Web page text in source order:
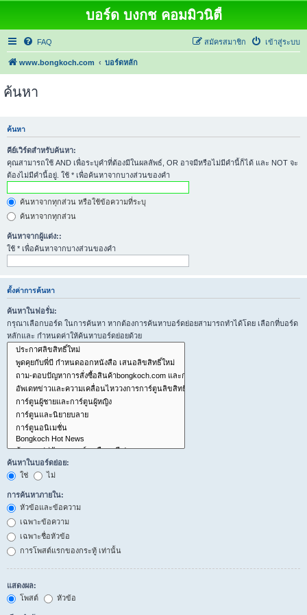
บอร์ด บงกช คอมมิวนิตี้
FAQ เข้าสู่ระบบ
สมัครสมาชิก
www.bongkoch.com บอร์ดหลัก
ค้นหา
ค้นหา
คีย์เวิร์ดสำหรับค้นหา:
คุณสามารถใช้ AND เพื่อระบุคำที่ต้องมีในผลลัพธ์, OR อาจมีหรือไม่มีคำนี้ก็ได้ และ NOT จะ
ต้องไม่มีคำนี้อยู่. ใช้ * เพื่อค้นหาจากบางส่วนของคำ
ค้นหาจากทุกส่วน หรือใช้ข้อความที่ระบุ
ค้นหาจากทุกส่วน
ค้นหาจากผู้แต่ง::
ใช้ * เพื่อค้นหาจากบางส่วนของคำ
ตั้งค่าการค้นหา
ค้นหาในฟอรั่ม:
กรุณาเลือกบอร์ด ในการค้นหา หากต้องการค้นหาบอร์ดย่อยสามารถทำได้โดย เลือกที่บอร์ด
หลักและ กำหนดค่าให้ค้นหาบอร์ดย่อยด้วย
ค้นหาในบอร์ดย่อย:
ใช่
ไม่
การค้นหาภายใน:
หัวข้อและข้อความ
เฉพาะข้อความ
เฉพาะชื่อหัวข้อ
การโพสต์แรกของกระทู้ เท่านั้น
แสดงผล:
โพสต์
หัวข้อ